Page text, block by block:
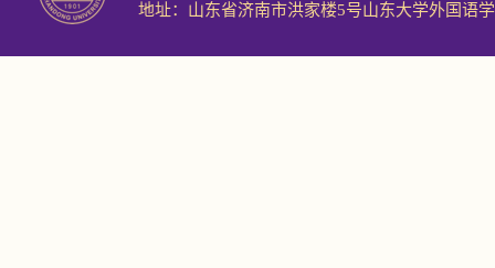
地址：山东省济南市洪家楼5号山东大学外国语